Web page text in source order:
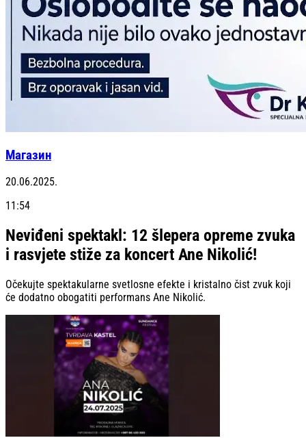
Магазин
20.06.2025.
11:54
Neviđeni spektakl: 12 šlepera opreme zvuka
i rasvjete stiže za koncert Ane Nikolić!
Očekujte spektakularne svetlosne efekte i kristalno čist zvuk koji
će dodatno obogatiti performans Ane Nikolić.